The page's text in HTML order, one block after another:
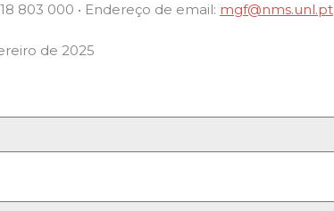
803 000 • Endereço de email: mgf@nms.unl.pt
de 2025